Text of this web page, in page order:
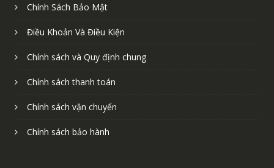
Chính Sách Bảo Mật
Điều Khoản Và Điều Kiện
Chính sách và Quy định chung
Chính sách thanh toán
Chính sách vận chuyển
Chính sách bảo hành